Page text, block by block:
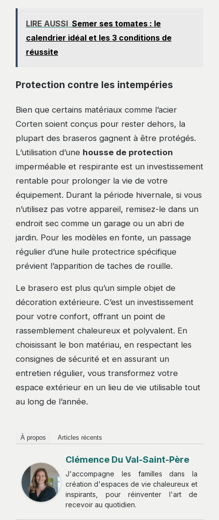
LIRE AUSSI Semer ses tomates : le
calendrier idéal et les 3 conditions de
réussite
Protection contre les intempéries
Bien que certains matériaux comme l’acier
Corten soient conçus pour rester dehors, la
plupart des braseros gagnent à être protégés.
L’utilisation d’une housse de protection
imperméable et respirante est un investissement
rentable pour prolonger la vie de votre
équipement. Durant la période hivernale, si vous
n’utilisez pas votre appareil, remisez-le dans un
endroit sec comme un garage ou un abri de
jardin. Pour les modèles en fonte, un passage
régulier d’une huile protectrice spécifique
prévient l’apparition de taches de rouille.
Le brasero est plus qu’un simple objet de
décoration extérieure. C’est un investissement
pour votre confort, offrant un point de
rassemblement chaleureux et polyvalent. En
choisissant le bon matériau, en respectant les
consignes de sécurité et en assurant un
entretien régulier, vous transformez votre
espace extérieur en un lieu de vie utilisable tout
au long de l’année.
À propos Articles récents
Clémence Du Val-Saint-Père
J'accompagne les familles dans la
création d'espaces de vie chaleureux et
inspirants, pour réinventer l'art de
recevoir au quotidien.